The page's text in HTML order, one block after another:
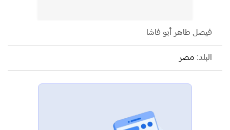
فيصل طاهر أبو فاشا
البلد: مصر